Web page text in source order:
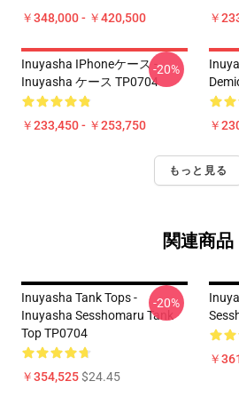
￥348,000 - ￥420,500 ￥
Inuyasha IPhoneケース -
Inuyasha ケース TP0704
￥233,450 - ￥253,750
-20%
￥
もっと見る
関連商品
Inuyasha Tank Tops -
Inuyasha Sesshomaru Tank
Top TP0704
￥354,525$24.45
-20%
￥